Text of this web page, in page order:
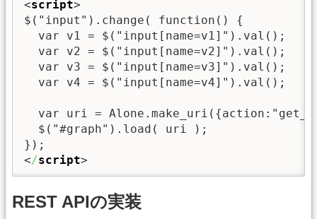
<script>
$("input").change( function() {
  var v1 = $("input[name=v1]").val();
  var v2 = $("input[name=v2]").val();
  var v3 = $("input[name=v3]").val();
  var v4 = $("input[name=v4]").val();
var uri =
  $("#graph").load( uri );
</script>
REST APIの実装